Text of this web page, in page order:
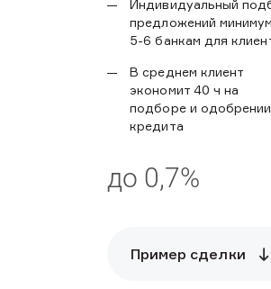
Индивидуальный
предложений
5-6 банкам для
В среднем клиент
экономит 40 ч на
подборе и одобрении
кредита
до 0,7%
Пример сделки